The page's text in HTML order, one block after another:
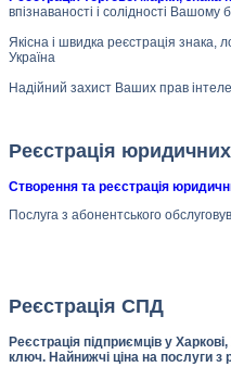
впізнаваності і солідності Вашому
Якісна і швидка реєстрація знака,
Україна
Надійний захист Ваших прав
Реєстрація
Створення та реєстрація
Послуга з абонентського
Реєстрація СПД
Реєстрація підприємців у
ключ. Найнижчі ціна на послуги з